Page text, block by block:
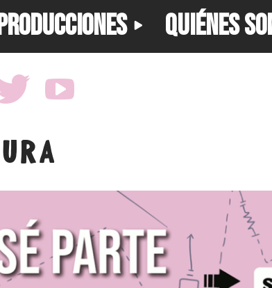
QUIÉNES